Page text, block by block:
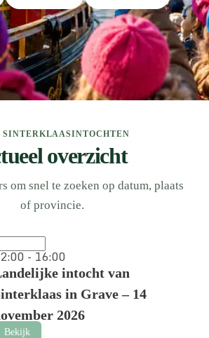
overzicht
om snel te zoeken op datum, plaats
of provincie.
- 16:00
intocht van
in Grave – 14
2026
Bekijk